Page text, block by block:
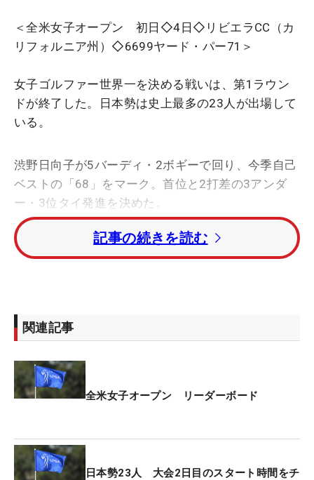
＜全米女子オープン 初日◇4日◇リビエラCC（カ
リフォルニア州）◇6699ヤード・パー71＞
女子ゴルファー世界一を決める戦いは、第1ラウン
ドが終了した。日本勢は史上最多の23人が出場して
いる。
渋野日向子が5バーディ・2ボギーで回り、今季自己
ベストの「68」をマーク。首位と2打差の3アンダ
ー・3位タイ発進を決めた。
畑岡奈紗は2アンダー・8位タイ。古江彩佳、吉田優
利、桑木志帆は1アンダー・14位タイで滑り出し
昨季の日本ツアー年間女王・佐久間朱莉、髙橋彩華
らはイーブンパー・29位タイ。西郷真央、竹田麗央
オーバー・127位タイと出遅れた。
国）、3アンダー・3位タイには渋野、ガビー・ロペ
ス（メキシコ）ら5人が続いた。
記事の続きを読む
関連記事
全米女子オープン リーダーボード
日本勢23人 大会2日目のスタート時間をチ